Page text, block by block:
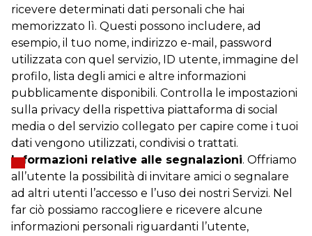
ricevere determinati dati personali che hai
memorizzato lì. Questi possono includere, ad
esempio, il tuo nome, indirizzo e-mail, password
utilizzata con quel servizio, ID utente, immagine del
profilo, lista degli amici e altre informazioni
pubblicamente disponibili. Controlla le impostazioni
sulla privacy della rispettiva piattaforma di social
media o del servizio collegato per capire come i tuoi
dati vengono utilizzati, condivisi o trattati.
Informazioni relative alle segnalazioni. Offriamo
all’utente la possibilità di invitare amici o segnalare
ad altri utenti l’accesso e l’uso dei nostri Servizi. Nel
far ciò possiamo raccogliere e ricevere alcune
informazioni personali riguardanti l’utente,